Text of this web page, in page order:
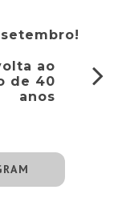
ao
de 40
anos